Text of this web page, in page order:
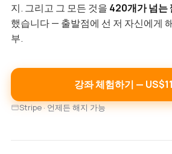
지. 그리고 그 모든 것을 420개가 넘는
했습니다 — 출발점에 선 저 자신에게
부.
강좌 체험하기 —
Stripe · 언제든 해지 가능